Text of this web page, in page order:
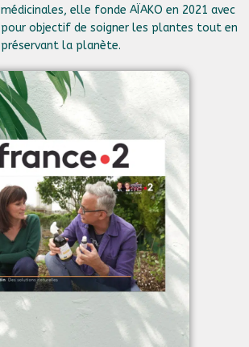
médicinales, elle fonde AÏAKO en 2021 avec
pour objectif de soigner les plantes tout en
préservant la planète.